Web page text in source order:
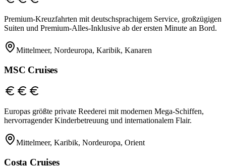
Premium-Kreuzfahrten mit deutschsprachigem Service, großzügigen
Suiten und Premium-Alles-Inklusive ab der ersten Minute an Bord.
Mittelmeer, Nordeuropa, Karibik, Kanaren
MSC Cruises
Europas größte private Reederei mit modernen Mega-Schiffen,
hervorragender Kinderbetreuung und internationalem Flair.
Mittelmeer, Karibik, Nordeuropa, Orient
Costa Cruises